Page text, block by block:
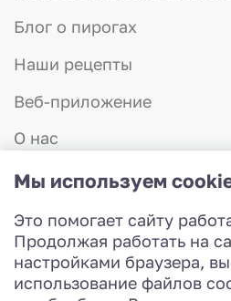
с картошкой в
«Красная
Удобная доставка по
Новгороду.
Доступные цены.
Возможность
© 2026 Красная шапочка -
Блог о пирогах
Наши рецепты
Веб-приложение
О нас
Отзывы
Контакты
8 (831) 423-57-75
Работаем с 8:00 до 20:00
Разработка сайта
Мы используем
Это помогает сайту
Продолжая работать на
настройками браузера,
использование файлов